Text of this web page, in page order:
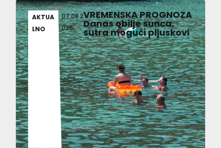
AKTUA
LNO
07.08.2
026
VREMENSKA PROGNOZA
Danas obilje sunca,
sutra mogući pljuskovi